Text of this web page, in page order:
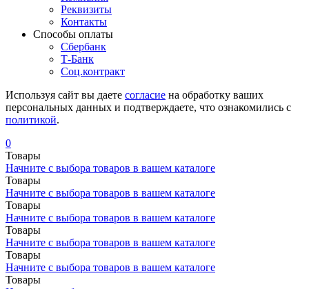
Реквизиты
Контакты
Cпособы оплаты
Сбербанк
Т-Банк
Соц.контракт
Используя сайт вы даете согласие на обработку ваших
персональных данных и подтверждаете, что ознакомились с
политикой.
0
Товары
Начните с выбора товаров в вашем каталоге
Товары
Начните с выбора товаров в вашем каталоге
Товары
Начните с выбора товаров в вашем каталоге
Товары
Начните с выбора товаров в вашем каталоге
Товары
Начните с выбора товаров в вашем каталоге
Товары